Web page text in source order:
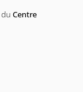
du Centre